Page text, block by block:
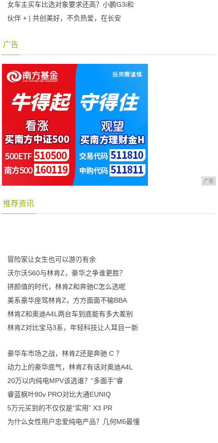
女车主买车比选对象要求还高？小鹏G3i和
伙伴 + | 共创美好，不负热爱，在长安
广告
广告
推荐资讯
冒险家让女生也可以游刃有余
沃尔沃S60与林肯Z，豪华之争谁更胜？
拼颜值的时代，林肯Z和奔驰C怎么选呢
美系豪华座驾林肯Z，方方面面不输BBA
林肯Z和奥迪A4L两台车到底能有多大差别
林肯Z对比宝马3系，年轻科技让人耳目一新
豪华车市场之战，林肯Z还是奔驰 C ？
动力上的豪华底气，林肯Z有话对奥迪A4L
20万以内纯电MPV该选谁？“多面手”睿
睿蓝枫叶80v PRO对比大通EUNIQ
5万元买到的不仅仅是“实用” X3 PR
为什么女性用户忠爱纯电产品？几何M6最懂